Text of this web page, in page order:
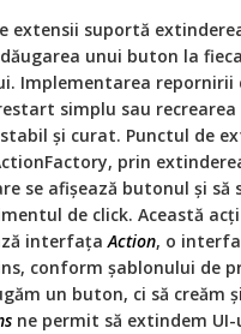
extensii suportă
unui buton la
Implementarea
simplu sau recrearea
și curat. Punctul de
prin
se afișează butonul și să
de click. Această
interfațaAction, o
conform șablonului de
un buton, ci să creăm
ne permit să extindem